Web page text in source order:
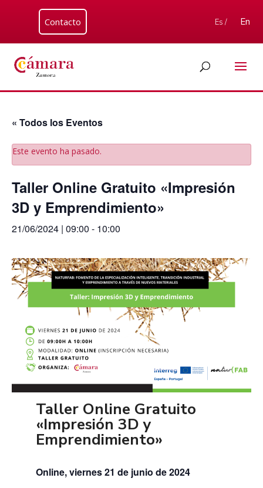
Contacto Es / En
« Todos los Eventos
Este evento ha pasado.
Taller Online Gratuito «Impresión
3D y Emprendimiento»
21/06/2024 | 09:00 - 10:00
Taller Online Gratuito
«Impresión 3D y
Emprendimiento»
Online, viernes 21 de junio de 2024